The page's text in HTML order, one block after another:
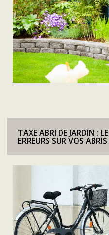
TAXE ABRI DE JARDIN :
ERREURS SUR VOS ABRIS